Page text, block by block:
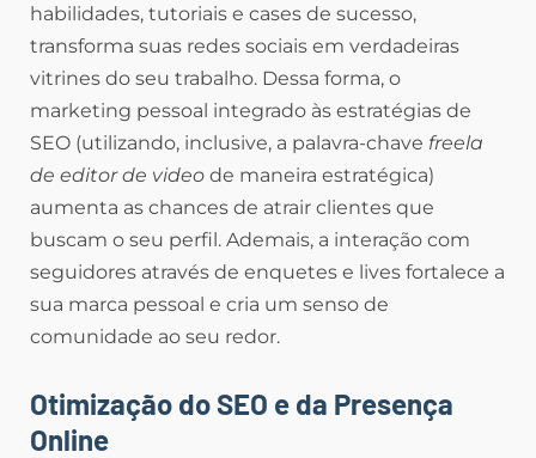
habilidades, tutoriais e cases de sucesso,
transforma suas redes sociais em verdadeiras
vitrines do seu trabalho. Dessa forma, o
marketing pessoal integrado às estratégias de
SEO (utilizando, inclusive, a palavra-chave freela
de editor de video de maneira estratégica)
aumenta as chances de atrair clientes que
buscam o seu perfil. Ademais, a interação com
seguidores através de enquetes e lives fortalece a
sua marca pessoal e cria um senso de
comunidade ao seu redor.
Otimização do SEO e da Presença
Online